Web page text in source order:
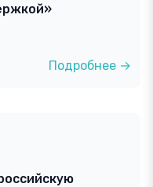
Подробнее →